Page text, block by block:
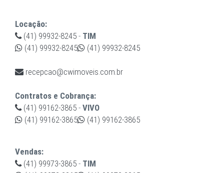
Locação:
(41) 99932-8245 - TIM
(41) 99932-8245
(41) 99932-8245
recepcao@cwimoveis.com.br
Contratos e Cobrança:
(41) 99162-3865 - VIVO
(41) 99162-3865
(41) 99162-3865
Vendas:
(41) 99973-3865 - TIM